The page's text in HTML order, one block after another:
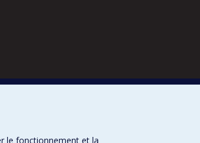
le fonctionnement et la